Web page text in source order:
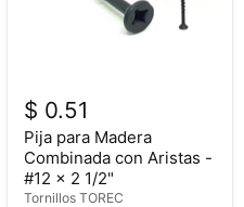
$ 0.51
Pija para Madera
Combinada con Aristas -
#12 x 2 1/2"
Tornillos TOREC